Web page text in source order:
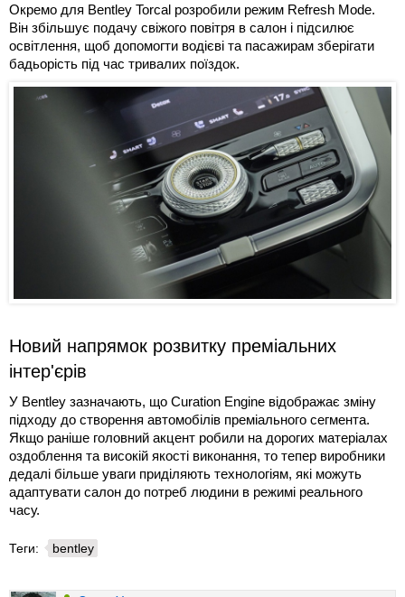
Окремо для Bentley Torcal розробили режим Refresh Mode.
Він збільшує подачу свіжого повітря в салон і підсилює
освітлення, щоб допомогти водієві та пасажирам зберігати
бадьорість під час тривалих поїздок.
Новий напрямок розвитку преміальних
інтер'єрів
У Bentley зазначають, що Curation Engine відображає зміну
підходу до створення автомобілів преміального сегмента.
Якщо раніше головний акцент робили на дорогих матеріалах
оздоблення та високій якості виконання, то тепер виробники
дедалі більше уваги приділяють технологіям, які можуть
адаптувати салон до потреб людини в режимі реального
часу.
Теги: bentley